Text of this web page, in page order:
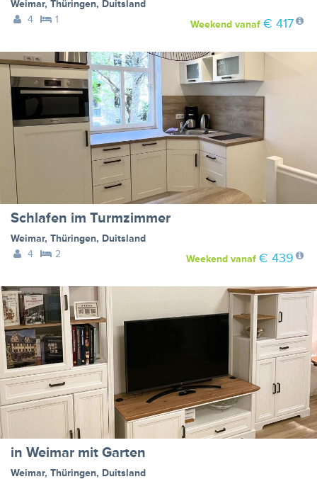
Weimar, Thüringen, Duitsland
4
1 Weekendvanaf € 417
Schlafen im Turmzimmer
Weimar, Thüringen, Duitsland
4
2 Weekendvanaf € 439
in Weimar mit Garten
Weimar, Thüringen, Duitsland